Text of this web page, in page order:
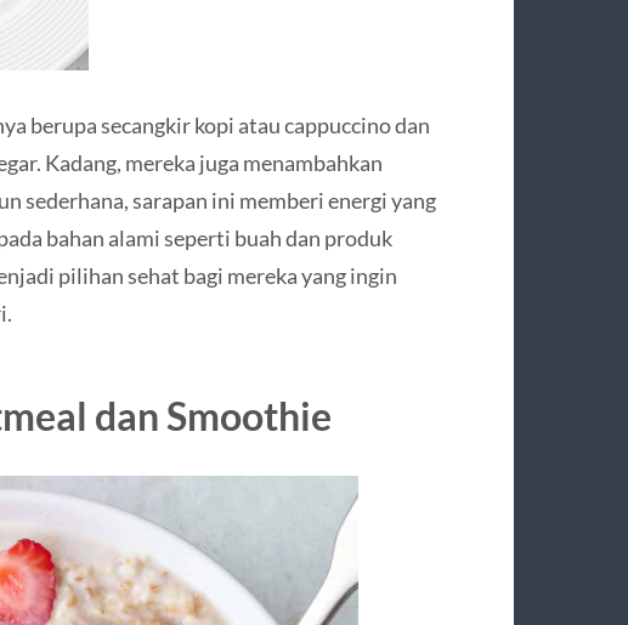
berupa secangkir kopi atau cappuccino dan
Kadang, mereka juga menambahkan
sederhana, sarapan ini memberi energi yang
bahan alami seperti buah dan produk
pilihan sehat bagi mereka yang ingin
dan Smoothie